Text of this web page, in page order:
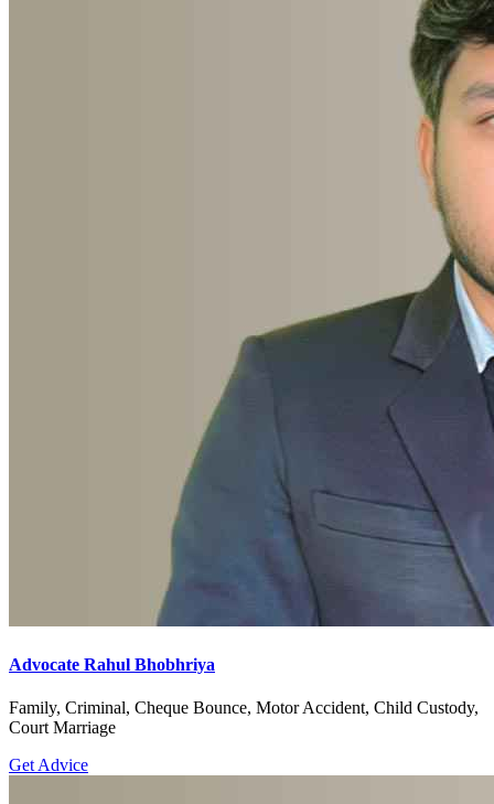
Advocate Rahul Bhobhriya
Family, Criminal, Cheque Bounce, Motor Accident, Child Custody,
Court Marriage
Get Advice